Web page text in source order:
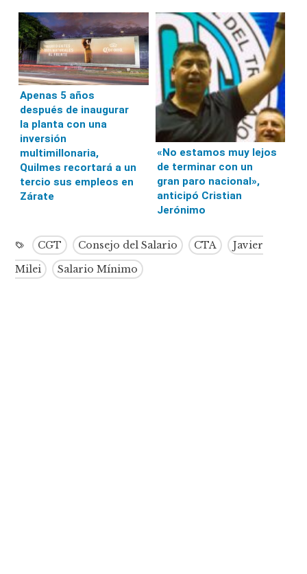
Apenas 5 años
después de inaugurar
la planta con una
inversión
multimillonaria,
Quilmes recortará a un
tercio sus empleos en
Zárate
«No estamos muy lejos
de terminar con un
gran paro nacional»,
anticipó Cristian
Jerónimo
CGT Consejo del Salario CTA
Javier
Milei
Salario Mínimo